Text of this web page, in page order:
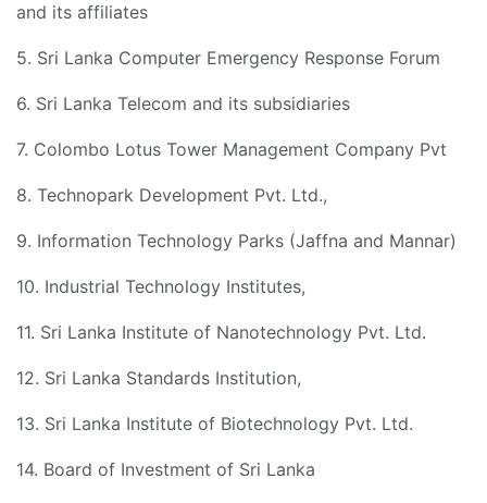
and its affiliates
5. Sri Lanka Computer Emergency Response Forum
6. Sri Lanka Telecom and its subsidiaries
7. Colombo Lotus Tower Management Company Pvt
8. Technopark Development Pvt. Ltd.,
9. Information Technology Parks (Jaffna and Mannar)
10. Industrial Technology Institutes,
11. Sri Lanka Institute of Nanotechnology Pvt. Ltd.
12. Sri Lanka Standards Institution,
13. Sri Lanka Institute of Biotechnology Pvt. Ltd.
14. Board of Investment of Sri Lanka